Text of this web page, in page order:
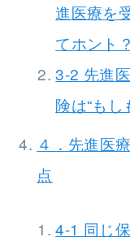
進医療を
てホント
3-2 先進
険は“も
４．先進医
点
4-1 同じ